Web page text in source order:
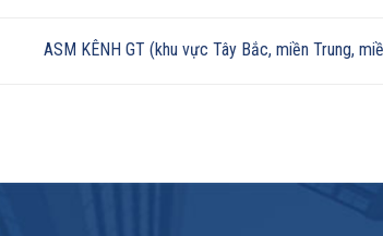
ASM KÊNH GT (khu vực Tây Bắc, miền Trung,